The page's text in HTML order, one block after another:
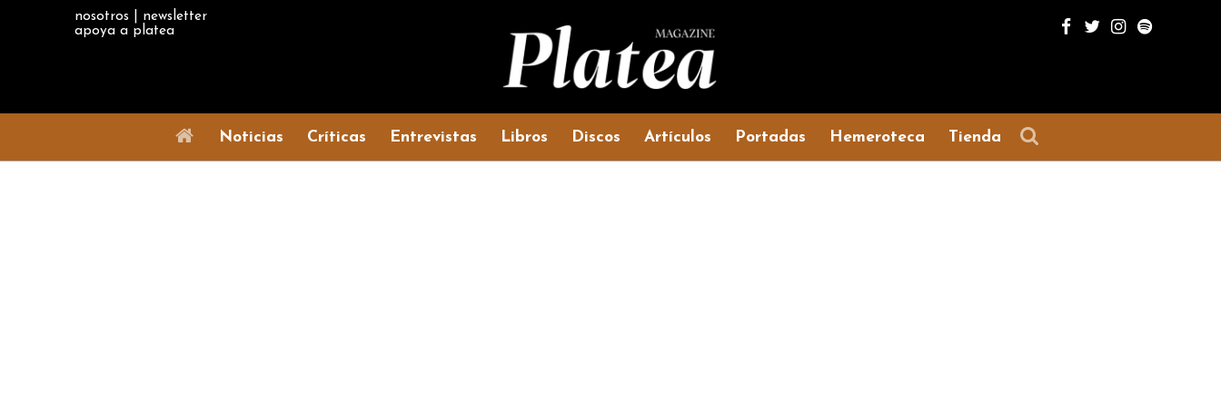
nosotros
newsletter
apoya a platea
Noticias Críticas Entrevistas Libros Discos Artículos Portadas Hemeroteca Tienda